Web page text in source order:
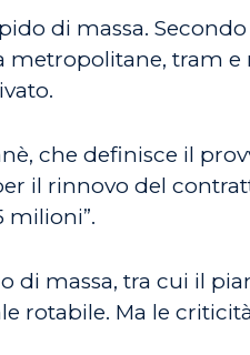
di massa.
metropolitane, tram
che definisce il
il rinnovo del
milioni”.
massa, tra cui il
rotabile. Ma le